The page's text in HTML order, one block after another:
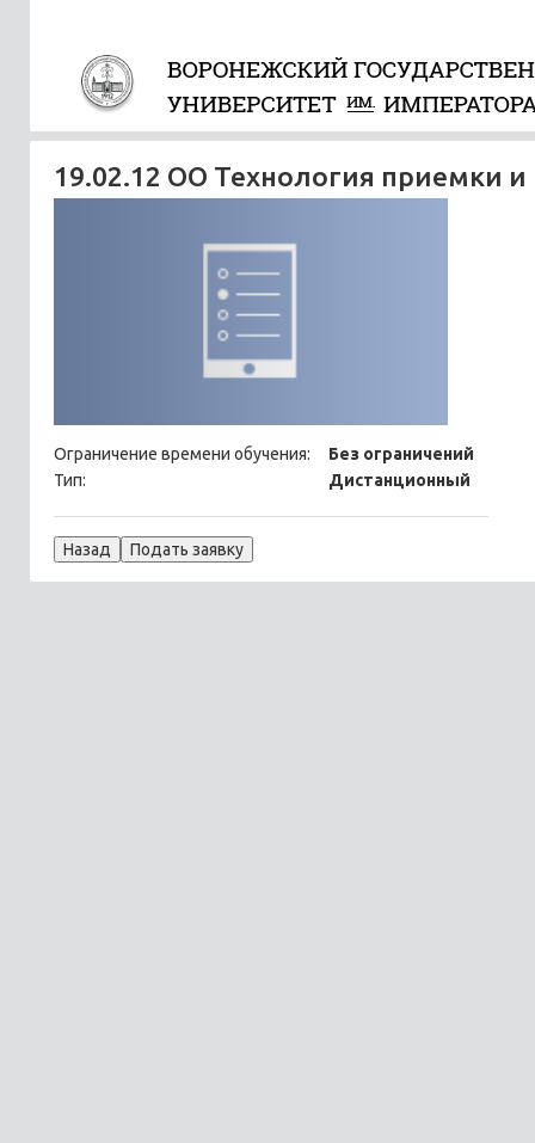
19.02.12 ОО Технология приемки
Ограничение времени обучения:
Без ограничений
Тип:
Дистанционный